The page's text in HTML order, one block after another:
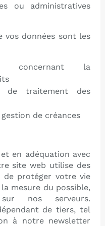
ou administratives
vos données sont les
concernant la
de traitement des
de créances
en adéquation avec
site web utilise des
de protéger votre vie
mesure du possible,
nos serveurs.
de tiers, tel
à notre newsletter